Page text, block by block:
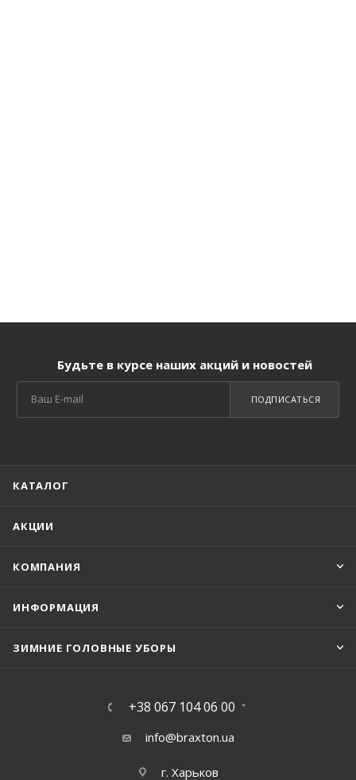
Будьте в курсе наших акций и новостей
ПОДПИСАТЬСЯ
КАТАЛОГ
АКЦИИ
КОМПАНИЯ
ИНФОРМАЦИЯ
ЗИМНИЕ ГОЛОВНЫЕ УБОРЫ
+38 067 104 06 00
info@braxton.ua
г. Харьков